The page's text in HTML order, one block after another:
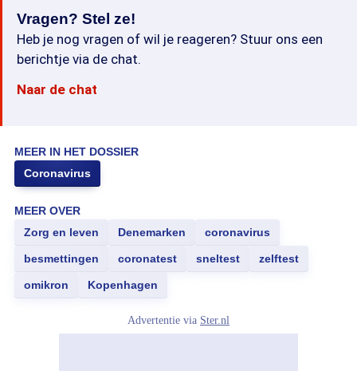
Vragen? Stel ze!
Heb je nog vragen of wil je reageren? Stuur ons een
berichtje via de chat.
Naar de chat
MEER IN HET DOSSIER
Coronavirus
MEER OVER
Zorg en leven
Denemarken coronavirus
besmettingen coronatest sneltest zelftest
omikron Kopenhagen
Advertentie via Ster.nl